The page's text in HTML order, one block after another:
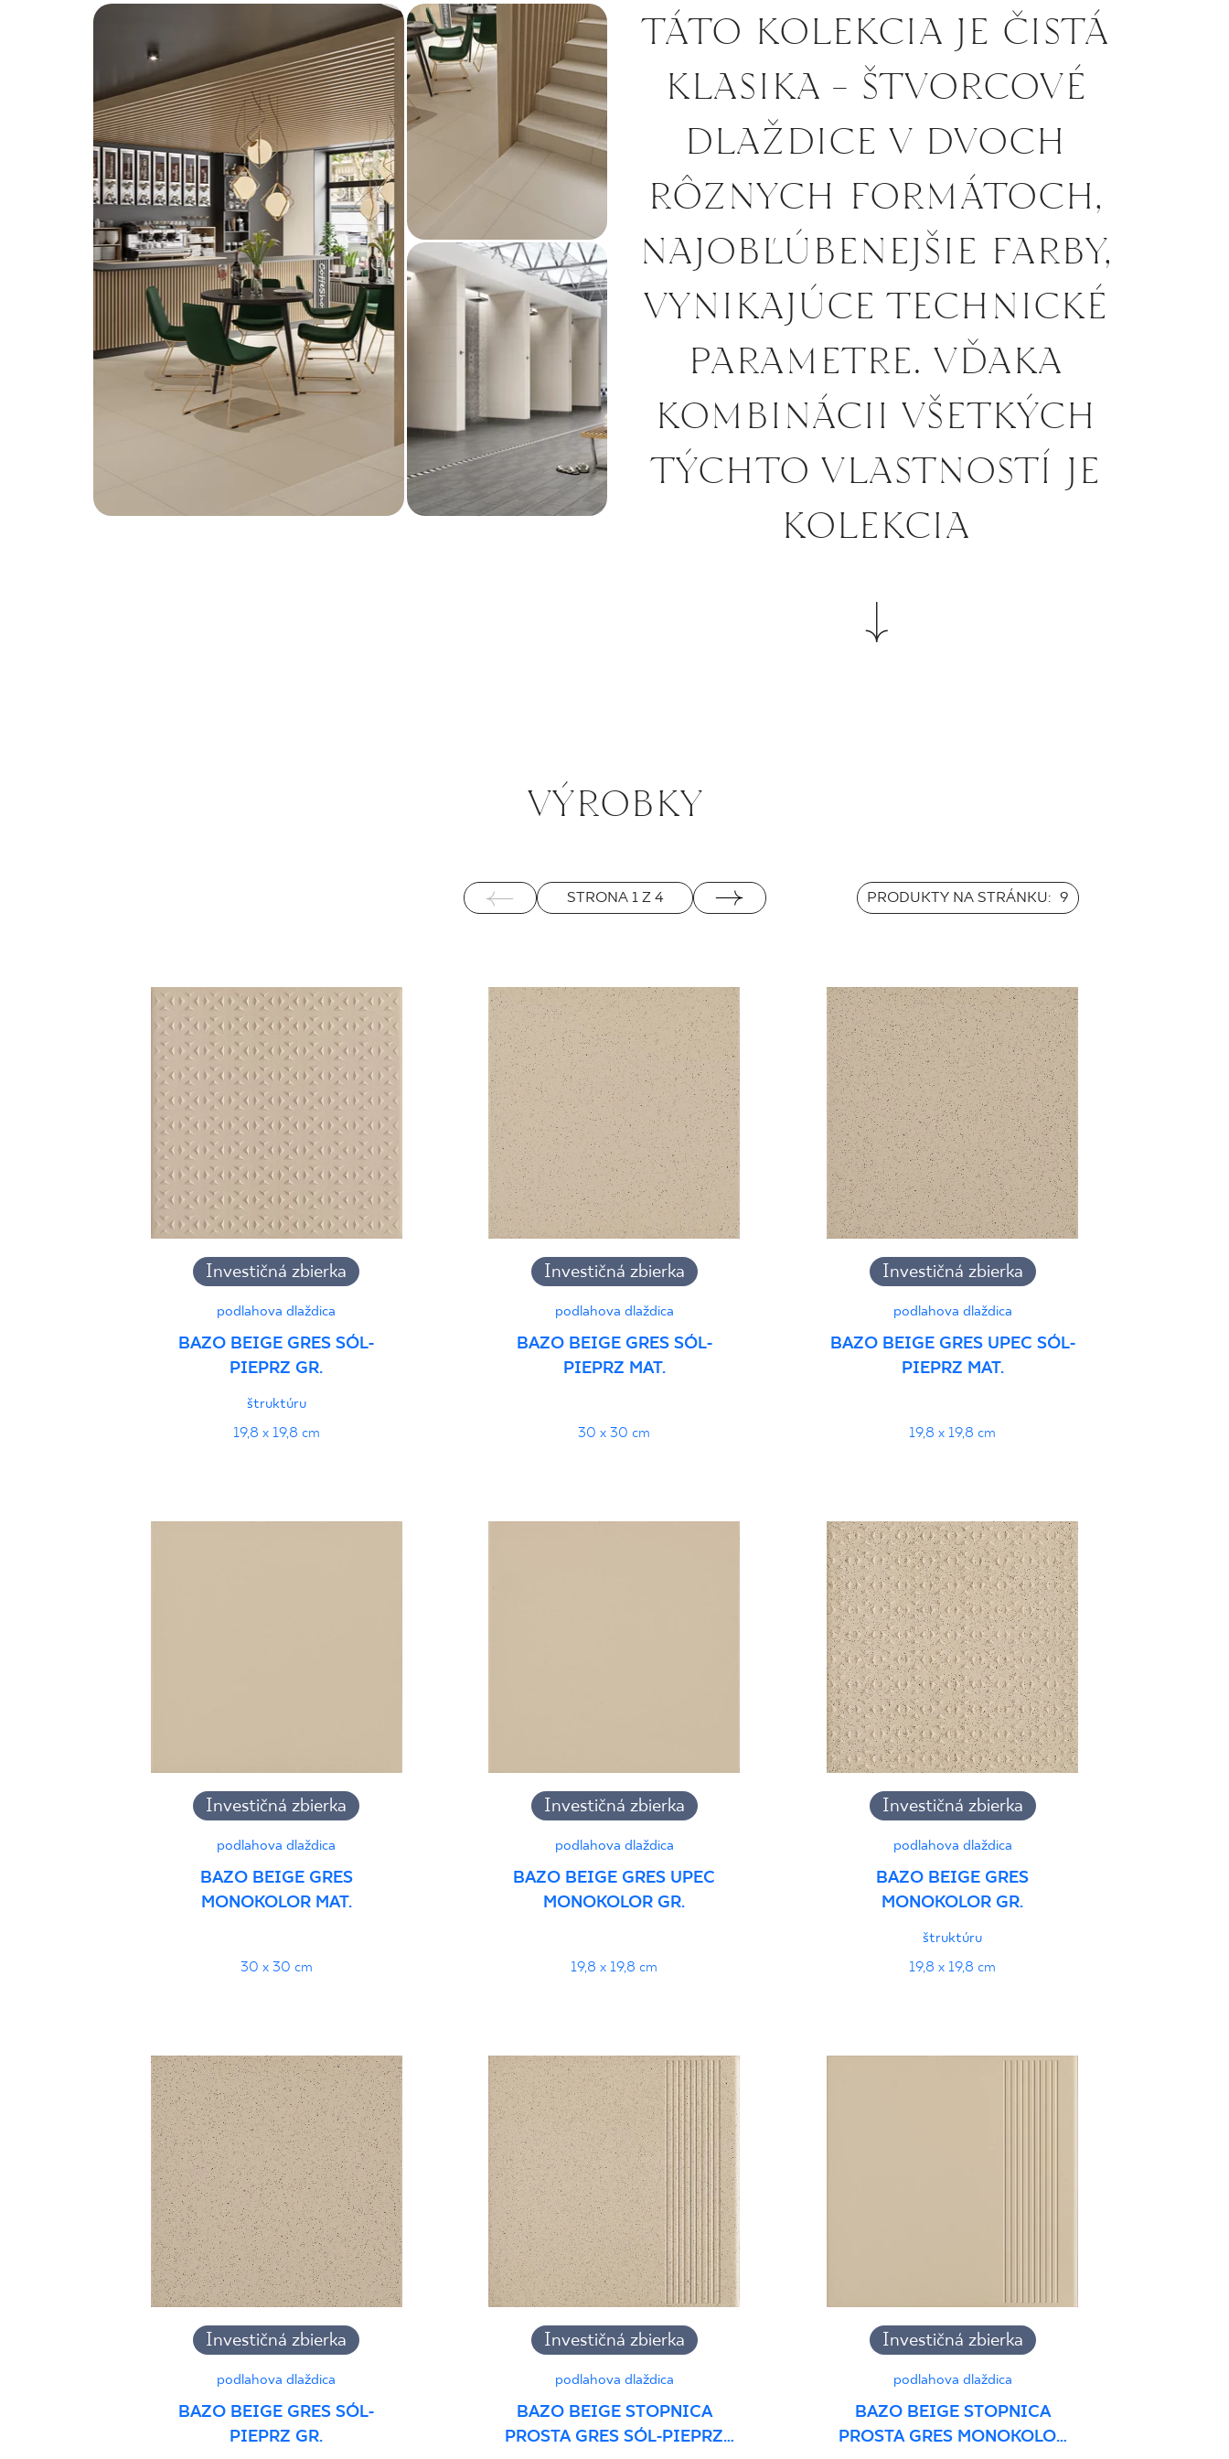
TÁTO KOLEKCIA JE ČISTÁ
KLASIKA - ŠTVORCOVÉ
DLAŽDICE V DVOCH
RÔZNYCH FORMÁTOCH,
NAJOBĽÚBENEJŠIE FARBY,
VYNIKAJÚCE TECHNICKÉ
PARAMETRE. VĎAKA
KOMBINÁCII VŠETKÝCH
TÝCHTO VLASTNOSTÍ JE
KOLEKCIA
VÝROBKY
STRONA 1Z 4 PRODUKTY NA STRÁNKU: 9
Investičná zbierka
podlahova dlaždica
BAZO BEIGE GRES SÓL-
PIEPRZ GR.
štruktúru
19,8 x 19,8 cm
Investičná zbierka
podlahova dlaždica
BAZO BEIGE GRES SÓL-
PIEPRZ MAT.
30 x 30 cm
Investičná zbierka
podlahova dlaždica
BAZO BEIGE GRES UPEC SÓL-
PIEPRZ MAT.
19,8 x 19,8 cm
Investičná zbierka
podlahova dlaždica
BAZO BEIGE GRES
MONOKOLOR MAT.
30 x 30 cm
Investičná zbierka
podlahova dlaždica
BAZO BEIGE GRES UPEC
MONOKOLOR GR.
19,8 x 19,8 cm
Investičná zbierka
podlahova dlaždica
BAZO BEIGE GRES
MONOKOLOR GR.
štruktúru
19,8 x 19,8 cm
Investičná zbierka
podlahova dlaždica
BAZO BEIGE GRES SÓL-
PIEPRZ GR.
Investičná zbierka
podlahova dlaždica
BAZO BEIGE STOPNICA
PROSTA GRES SÓL-PIEPRZ
Investičná zbierka
podlahova dlaždica
BAZO BEIGE STOPNICA
PROSTA GRES MONOKOLOR